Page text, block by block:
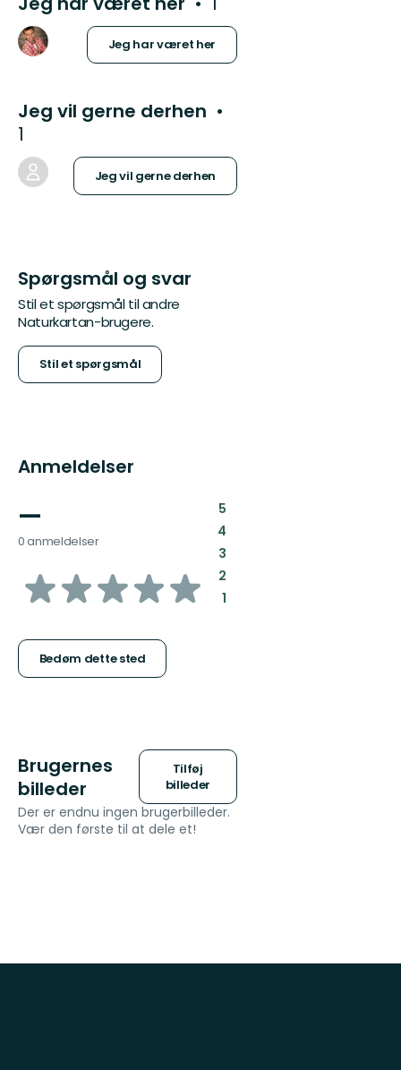
Jeg har været her
Jeg vil gerne derhen
1
Jeg vil gerne derhen
Spørgsmål og svar
Stil et spørgsmål til andre
Naturkartan-brugere.
Stil et spørgsmål
Anmeldelser
—
0 anmeldelser
ud
5
Bedøm dette sted
5:
4:
3:
2:
1:
Brugernes
billeder
Tilføj
billeder
Der er endnu ingen brugerbilleder.
Vær den første til at dele et!